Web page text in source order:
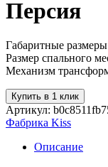
Персия
Габаритные
Размер спального
Механизм
Купить в 1 клик
Артикул:
Фабрика Kiss
Описание